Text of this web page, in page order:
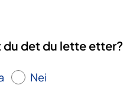
du det du lette etter?
Nei